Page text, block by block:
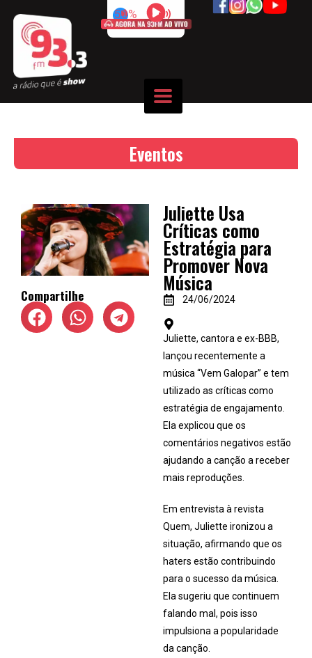
50%
Eventos
Compartilhe
Juliette Usa
Críticas como
Estratégia para
Promover Nova
Música
24/06/2024
Juliette, cantora e ex-BBB,
lançou recentemente a
música “Vem Galopar” e tem
utilizado as críticas como
estratégia de engajamento.
Ela explicou que os
comentários negativos estão
ajudando a canção a receber
mais reproduções.
Em entrevista à revista
Quem, Juliette ironizou a
situação, afirmando que os
haters estão contribuindo
para o sucesso da música.
Ela sugeriu que continuem
falando mal, pois isso
impulsiona a popularidade
da canção.